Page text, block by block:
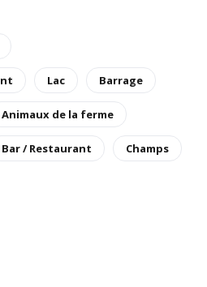
Lac Barrage
Animaux de la ferme
Bar / Restaurant Champs